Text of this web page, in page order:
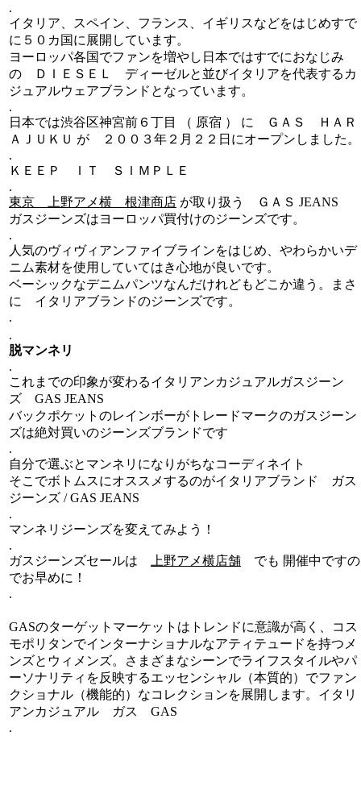
.
イタリア、スペイン、フランス、イギリスなどをはじめすで
に５０カ国に展開しています。
ヨーロッパ各国でファンを増やし日本ではすでにおなじみ
の ＤＩＥＳＥＬ ディーゼルと並びイタリアを代表するカ
ジュアルウェアブランドとなっています。
.
日本では渋谷区神宮前６丁目 （ 原宿 ） に ＧＡＳ ＨＡＲ
ＡＪＵＫＵ が ２００３年２月２２日にオープンしました。
.
ＫＥＥＰ ＩＴ ＳＩＭＰＬＥ
.
東京 上野アメ横 根津商店 が取り扱う ＧＡＳ JEANS
ガスジーンズはヨーロッパ買付けのジーンズです。
.
人気のヴィヴィアンファイブラインをはじめ、やわらかいデ
ニム素材を使用していてはき心地が良いです。
ベーシックなデニムパンツなんだけれどもどこか違う。まさ
に イタリアブランドのジーンズです。
.
.
脱マンネリ
.
これまでの印象が変わるイタリアンカジュアルガスジーン
ズ GAS JEANS
バックポケットのレインボーがトレードマークのガスジーン
ズは絶対買いのジーンズブランドです
.
自分で選ぶとマンネリになりがちなコーディネイト
そこでボトムスにオススメするのがイタリアブランド ガス
ジーンズ / GAS JEANS
.
マンネリジーンズを変えてみよう！
.
ガスジーンズセールは
上野アメ横店舗 でも 開催中ですの
でお早めに！
.
GASのターゲットマーケットはトレンドに意識が高く、コス
モポリタンでインターナショナルなアティテュードを持つメ
ンズとウィメンズ。さまざまなシーンでライフスタイルやパ
ーソナリティを反映するエッセンシャル（本質的）でファン
クショナル（機能的）なコレクションを展開します。イタリ
アンカジュアル ガス GAS
.